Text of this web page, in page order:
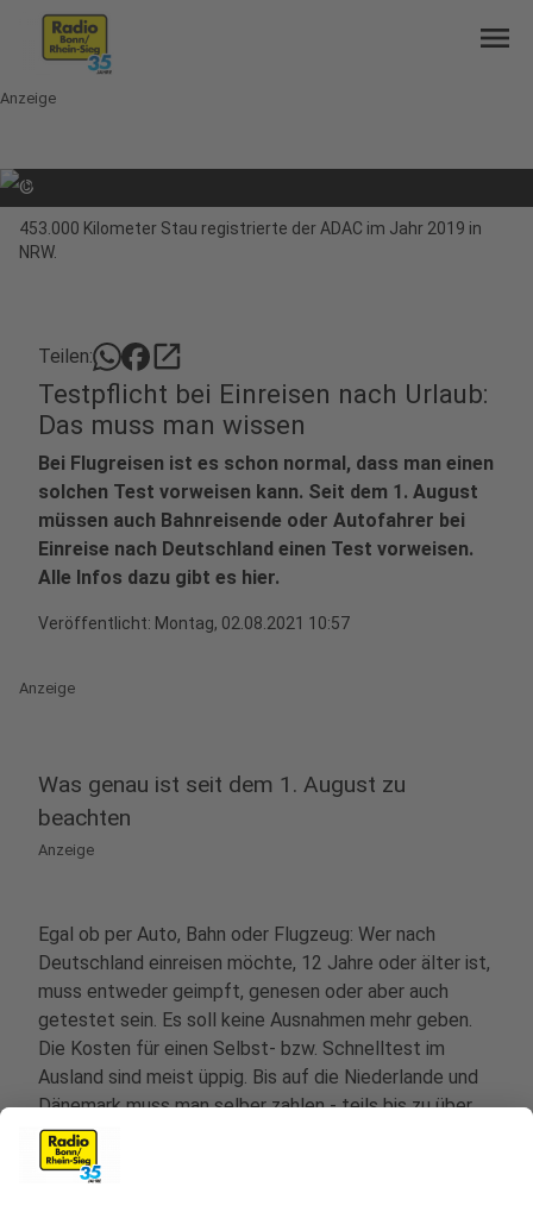
menu
Anzeige
©
453.000 Kilometer Stau registrierte der ADAC im Jahr 2019 in
NRW.
Teilen: open_in_new
Testpflicht bei Einreisen nach Urlaub:
Das muss man wissen
Bei Flugreisen ist es schon normal, dass man einen
solchen Test vorweisen kann. Seit dem 1. August
müssen auch Bahnreisende oder Autofahrer bei
Einreise nach Deutschland einen Test vorweisen.
Alle Infos dazu gibt es hier.
Veröffentlicht: Montag, 02.08.2021 10:57
Anzeige
Was genau ist seit dem 1. August zu
beachten
Anzeige
Egal ob per Auto, Bahn oder Flugzeug: Wer nach
Deutschland einreisen möchte, 12 Jahre oder älter ist,
muss entweder geimpft, genesen oder aber auch
getestet sein. Es soll keine Ausnahmen mehr geben.
Die Kosten für einen Selbst- bzw. Schnelltest im
Ausland sind meist üppig. Bis auf die Niederlande und
Dänemark muss man selber zahlen - teils bis zu über
150 Euro. Für Familien ein teures Unterfangen.
Anzeige